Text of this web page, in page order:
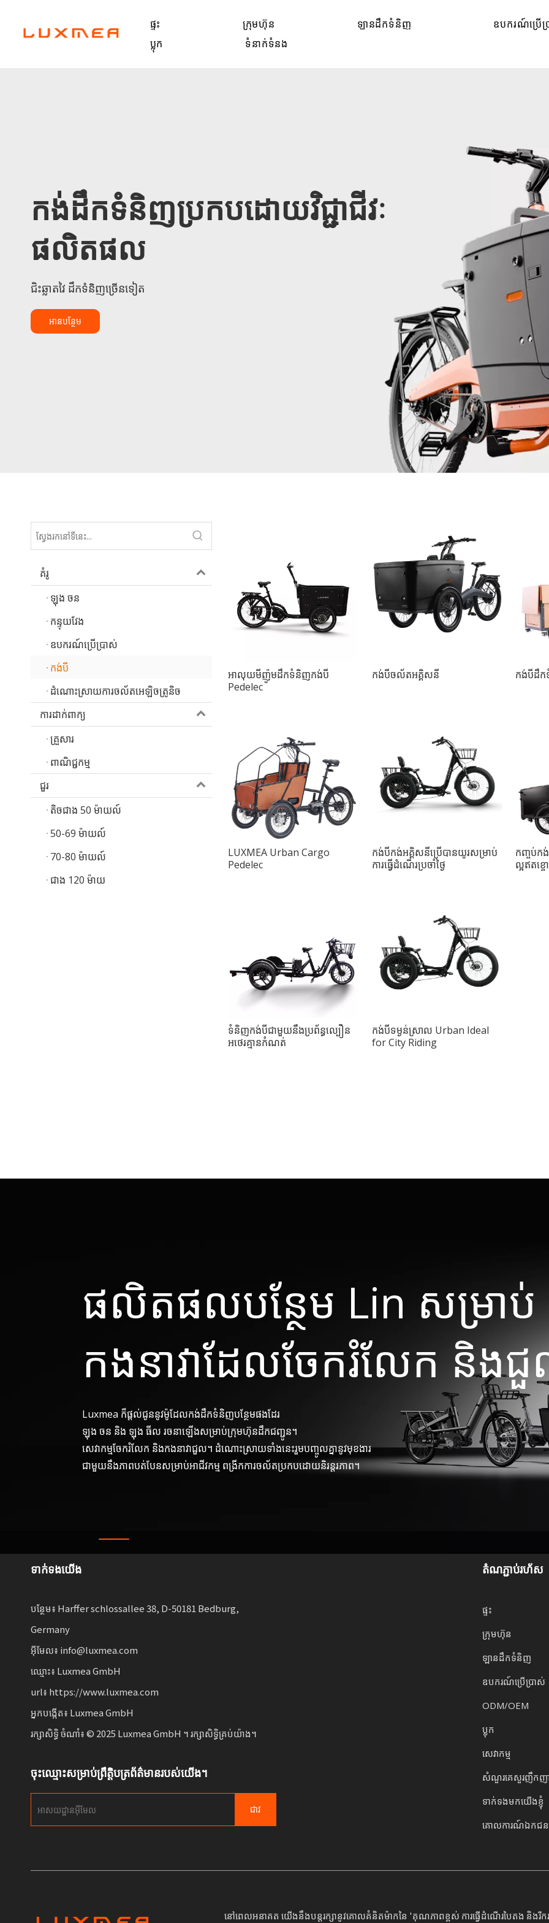
ផ្ទះ ក្រុមហ៊ុន ឡានដឹកទំនិញ
ឧបករណ៍ប្រើ
ប្លុក
ទំនាក់ទំនង
កង់ដឹកទំនិញប្រកបដោយវិជ្ជាជីវៈ
ផលិតផល
ជិះឆ្លាតវៃ ដឹកទំនិញច្រើនទៀត
អានបន្ថែម
គំរូ
ឡុង ចន
កន្ទុយវែង
ឧបករណ៍ប្រើប្រាស់
កង់បី
ដំណោះស្រាយការចល័តអេឡិចត្រូនិច
ការដាក់ពាក្យ
គ្រួសារ
ពាណិជ្ជកម្ម
ជួរ
តិចជាង 50 ម៉ាយល៍
50-69 ម៉ាយល៍
70-80 ម៉ាយល៍
ជាង 120 ម៉ាយ
អាលុយមីញ៉ូមដឹកទំនិញកង់បី
Pedelec
កង់បីចល័តអគ្គិសនី កង់បីដឹក
LUXMEA Urban Cargo
Pedelec
កង់បីកង់អគ្គិសនីប្រើបានយូរសម្រាប់
ការធ្វើដំណើរប្រចាំថ្ងៃ
កញ្ចប់ក
ល្អឥតខ្
ទំនិញកង់បីជាមួយនឹងប្រព័ន្ធល្បឿន
អថេរគ្មានកំណត់
កង់បីទម្ងន់ស្រាល Urban Ideal
for City Riding
ផលិតផលបន្ថែម Lin សម្រាប់
កងនាវាដែលចែករំលែក និង
Luxmea ក៏ផ្តល់ជូននូវម៉ូដែលកង់ដឹកទំនិញបន្ថែមផងដែរ
ឡុង ចន និង ឡុង ធីល រចនាឡើងសម្រាប់ក្រុមហ៊ុនដឹកជញ្ជូន។
សេវាកម្មចែករំលែក និងកងនាវាជួល។ ដំណោះស្រាយទាំងនេះរួមបញ្ចូលគ្នានូវមុខងារ
ជាមួយនឹងភាពបត់បែនសម្រាប់អាជីវកម្ម ពង្រីកការចល័តប្រកបដោយនិរន្តរភាព។
ទាក់ទង​យើង
បន្ថែម៖ Harffer schlossallee 38, D-50181 Bedburg,
Germany
អ៊ីមែល៖ info@luxmea.com
ឈ្មោះ៖ Luxmea GmbH
url៖ https://www.luxmea.com
អ្នកបង្កើត៖ Luxmea GmbH
រក្សាសិទ្ធិ ចំណាំ៖ © 2025 Luxmea GmbH ។ រក្សាសិទ្ធិគ្រប់យ៉ាង។
ចុះឈ្មោះសម្រាប់ព្រឹត្តិបត្រព័ត៌មានរបស់យើង។
ជាវ
តំណភ្ជាប់រហ័ស
ផ្ទះ
ក្រុមហ៊ុន
ឡានដឹកទំនិញ
ឧបករណ៍ប្រើប្រាស់
ODM/OEM
ប្លុក
សេវាកម្ម
សំណួរគេសួរញឹកញ
ទាក់ទងមកយើងខ្ញុំ
គោលការណ៍ឯកជន
នៅពេលអនាគត យើងនឹងបន្តរក្សានូវគោលគំនិតម៉ាកនៃ 'គុណភាពខ្ពស់ ការធ្វើដំណើរបៃតង និងរី